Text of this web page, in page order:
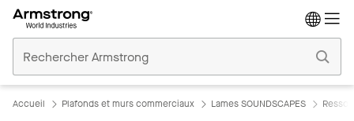
Plafonds
Commerciaux
Accueil Plafonds et murs commerciaux Lames SOUNDSCAPES